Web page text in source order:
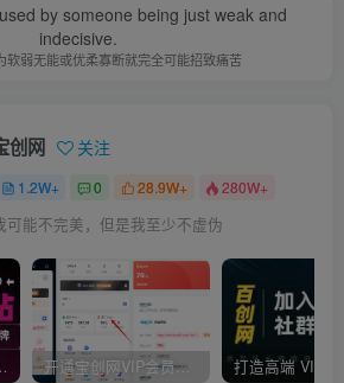
by someone being just weak and
indecisive.
软弱无能或优柔寡断就完全可能招致痛苦
创网 关注
1.2W+ 0 28.9W+ 280W+
可能不完美，但是我至少不虚伪
，曾经我也是个失败者。 开通宝创网VIP会员，尊享全站资源免费下载，享70%的推广提成！！【限时五折优惠】